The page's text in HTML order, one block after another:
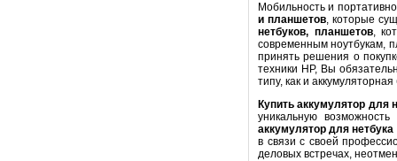
Мобильность и
и планшетов, которые
нетбуков, планшетов,
современным ноутбукам,
принять решения о
техники HP, Вы
типу, как и
Купить аккумулятор для
уникальную
аккумулятор для нетбука
в связи с своей
деловых встречах,